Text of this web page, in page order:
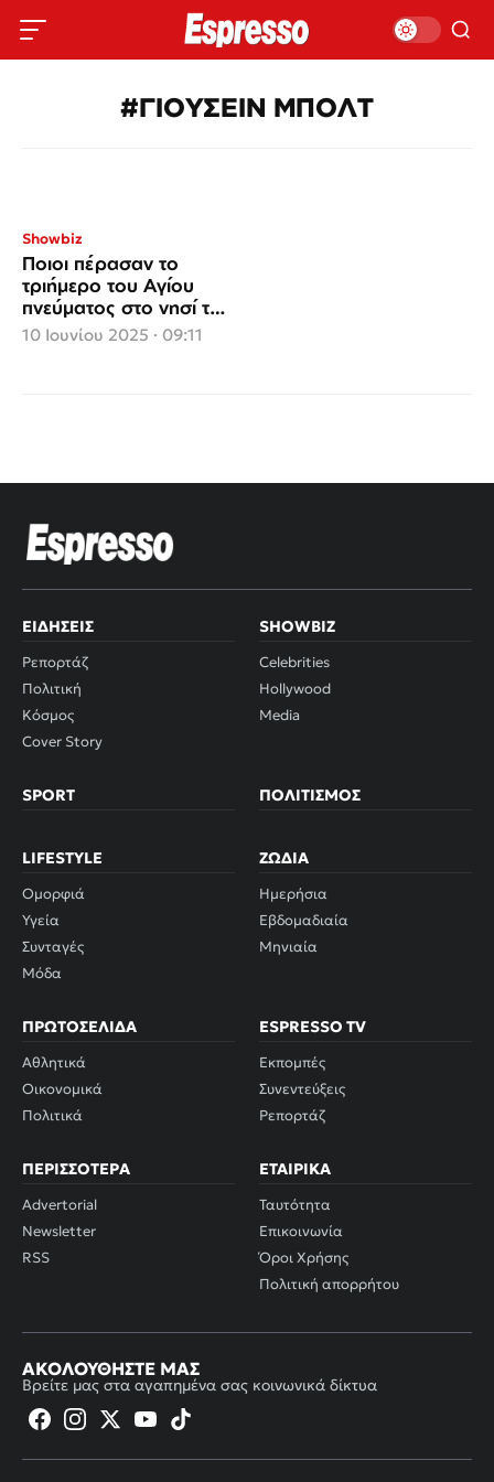
#ΓΙΟΥΣΕΙΝ ΜΠΟΛΤ
Showbiz
Ποιοι πέρασαν το
τριήμερο του Αγίου
πνεύματος στο νησί των
ανέμων
10 Ιουνίου 2025 · 09:11
ΕΙΔΉΣΕΙΣ
Ρεπορτάζ
Πολιτική
Κόσμος
Cover Story
SHOWBIZ
Celebrities
Hollywood
Media
SPORT ΠΟΛΙΤΙΣΜΌΣ
LIFESTYLE
Ομορφιά
Υγεία
Συνταγές
Μόδα
ΖΏΔΙΑ
Ημερήσια
Εβδομαδιαία
Μηνιαία
ΠΡΩΤΟΣΈΛΙΔΑ
Αθλητικά
Οικονομικά
Πολιτικά
ESPRESSO TV
Εκπομπές
Συνεντεύξεις
Ρεπορτάζ
ΠΕΡΙΣΣΌΤΕΡΑ
Advertorial
Newsletter
RSS
ΕΤΑΙΡΙΚΆ
Ταυτότητα
Επικοινωνία
Όροι Χρήσης
Πολιτική απορρήτου
ΑΚΟΛΟΥΘΉΣΤΕ ΜΑΣ
Βρείτε μας στα αγαπημένα σας κοινωνικά δίκτυα